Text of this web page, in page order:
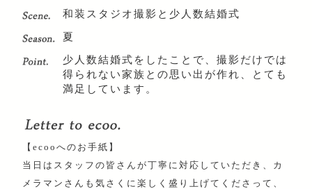
和装スタジオ撮影と少人数結婚式
夏
少人数結婚式をしたことで、撮影だけでは
得られない家族との思い出が作れ、とても
満足しています。
【ecooへのお手紙】
当日はスタッフの皆さんが丁寧に対応していただき、カ
メラマンさんも気さくに楽しく盛り上げてくださって、